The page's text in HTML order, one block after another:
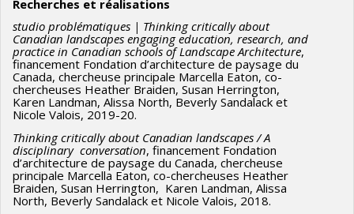
Recherches et réalisations
studio problématiques | Thinking critically about
Canadian landscapes engaging education, research, and
practice in Canadian schools of Landscape Architecture,
financement Fondation d’architecture de paysage du
Canada, chercheuse principale Marcella Eaton, co-
chercheuses Heather Braiden, Susan Herrington,
Karen Landman, Alissa North, Beverly Sandalack et
Nicole Valois, 2019-20.
Thinking critically about Canadian landscapes / A
disciplinary conversation, financement Fondation
d’architecture de paysage du Canada, chercheuse
principale Marcella Eaton, co-chercheuses Heather
Braiden, Susan Herrington, Karen Landman, Alissa
North, Beverly Sandalack et Nicole Valois, 2018.